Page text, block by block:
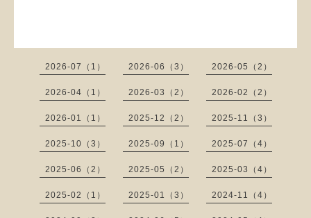
2026-07（1） 2026-06（3） 2026-05（2）
2026-04（1） 2026-03（2） 2026-02（2）
2026-01（1） 2025-12（2） 2025-11（3）
2025-10（3） 2025-09（1） 2025-07（4）
2025-06（2） 2025-05（2） 2025-03（4）
2025-02（1） 2025-01（3） 2024-11（4）